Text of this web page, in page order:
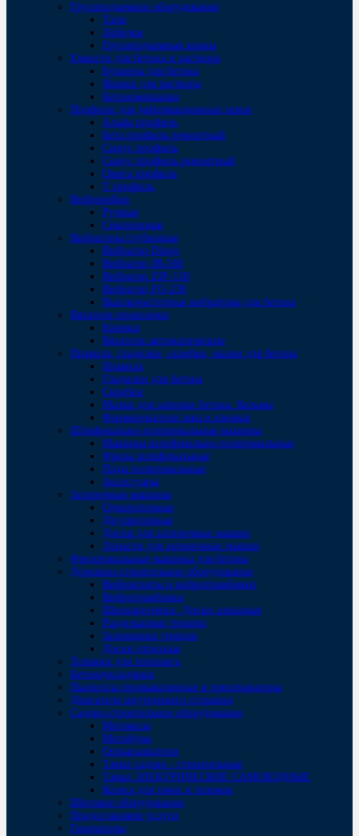
Грузоподъемное оборудование
Тали
Лебедки
Грузоподъемные краны
Емкости для бетона и раствора
Бункеры для бетона
Ящики для раствора
Бетономешалки
Профили для деформационных швов
Альфа профиль
Бета профиль ремонтный
Синус профиль
Синус профиль ремонтный
Омега профиль
Т профиль
Виброрейки
Ручные
Секционные
Вибраторы глубинные
Вибратор Dingo
Вибратор JB-160
Вибратор ZIP-150
Bибратор FO-230
Высокочастотные вибраторы для бетона
Вязатели проволоки
Крючки
Вязатели автоматические
Правила, гладилки, скребки, малки для бетона
Правила
Гладилки для бетона
Скребки
Малки для затирки бетона. Кельмы
Формирователи шва и кромки
Шлифовально-полировальные машины
Машины шлифовально-полировальные
Фрезы шлифовальные
Пады полировальные
Аксессуары
Затирочные машины
Однороторные
Двухроторные
Диски для затирочных машин
Лопасти для затирочных машин
Фрезеровальные машины для бетона
Дорожно-строительное оборудование
Виброплиты и вибротрамбовки
Вибротрамбовки
Швонарезчики. Диски алмазные
Раздельщики трещин
Заливщики трещин
Диски отрезные
Тележки для топпинга
Бетоноукладчики
Пылесосы промышленные и пресепараторы
Двигатели внутреннего сгорания
Садово-строительное оборудование
Мотокосы
Мотобуры
Опрыскиватели
Тачки садово - строительные
Тачки ЭЛЕКТРИЧЕСКИЕ САМОХОДНЫЕ
Колеса для тачек и тележек
Щитовое оборудование
Предоставляем услуги
Генераторы